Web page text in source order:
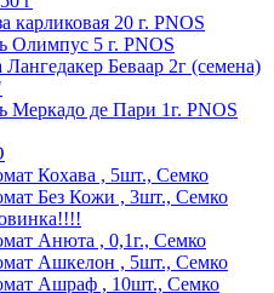
карликовая 20 г. PNOS
Олимпус 5 г. PNOS
Лангедакер Беваар 2г (семена)
Меркадо де Пари 1г. PNOS
Кохава , 5шт., Семко
Без Кожи , 3шт., Семко
Анюта , 0,1г., Семко
Ашкелон , 5шт., Семко
Ашраф , 10шт., Семко